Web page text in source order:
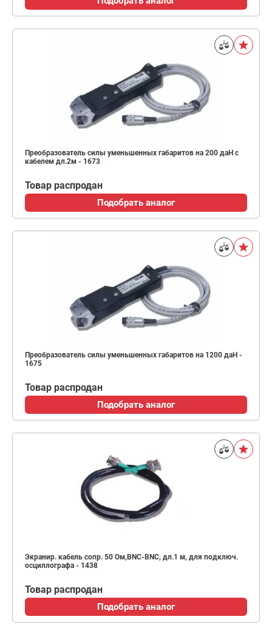
Преобразователь силы уменьшенных габаритов на 200 даН с
кабелем дл.2м - 1673
Товар распродан
Подобрать аналог
Преобразователь силы уменьшенных габаритов на 1200 даН -
1675
Товар распродан
Подобрать аналог
Экранир. кабель сопр. 50 Ом,BNC-BNC, дл.1 м, для подключ.
осциллографа - 1438
Товар распродан
Подобрать аналог